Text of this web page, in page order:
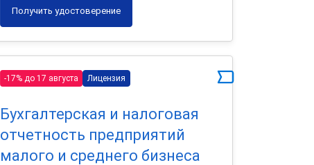
Получить удостоверение
-17% до 17 августа Лицензия
Бухгалтерская и налоговая
отчетность предприятий
малого и среднего бизнеса